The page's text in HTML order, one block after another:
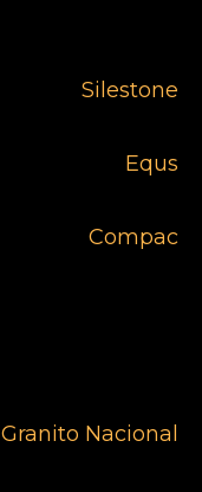
Silestone
Equs
Compac
Granito Nacional